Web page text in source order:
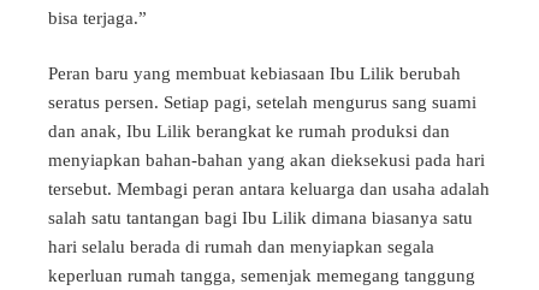
bisa terjaga.”
Peran baru yang membuat kebiasaan Ibu Lilik berubah
seratus persen. Setiap pagi, setelah mengurus sang suami
dan anak, Ibu Lilik berangkat ke rumah produksi dan
menyiapkan bahan-bahan yang akan dieksekusi pada hari
tersebut. Membagi peran antara keluarga dan usaha adalah
salah satu tantangan bagi Ibu Lilik dimana biasanya satu
hari selalu berada di rumah dan menyiapkan segala
keperluan rumah tangga, semenjak memegang tanggung